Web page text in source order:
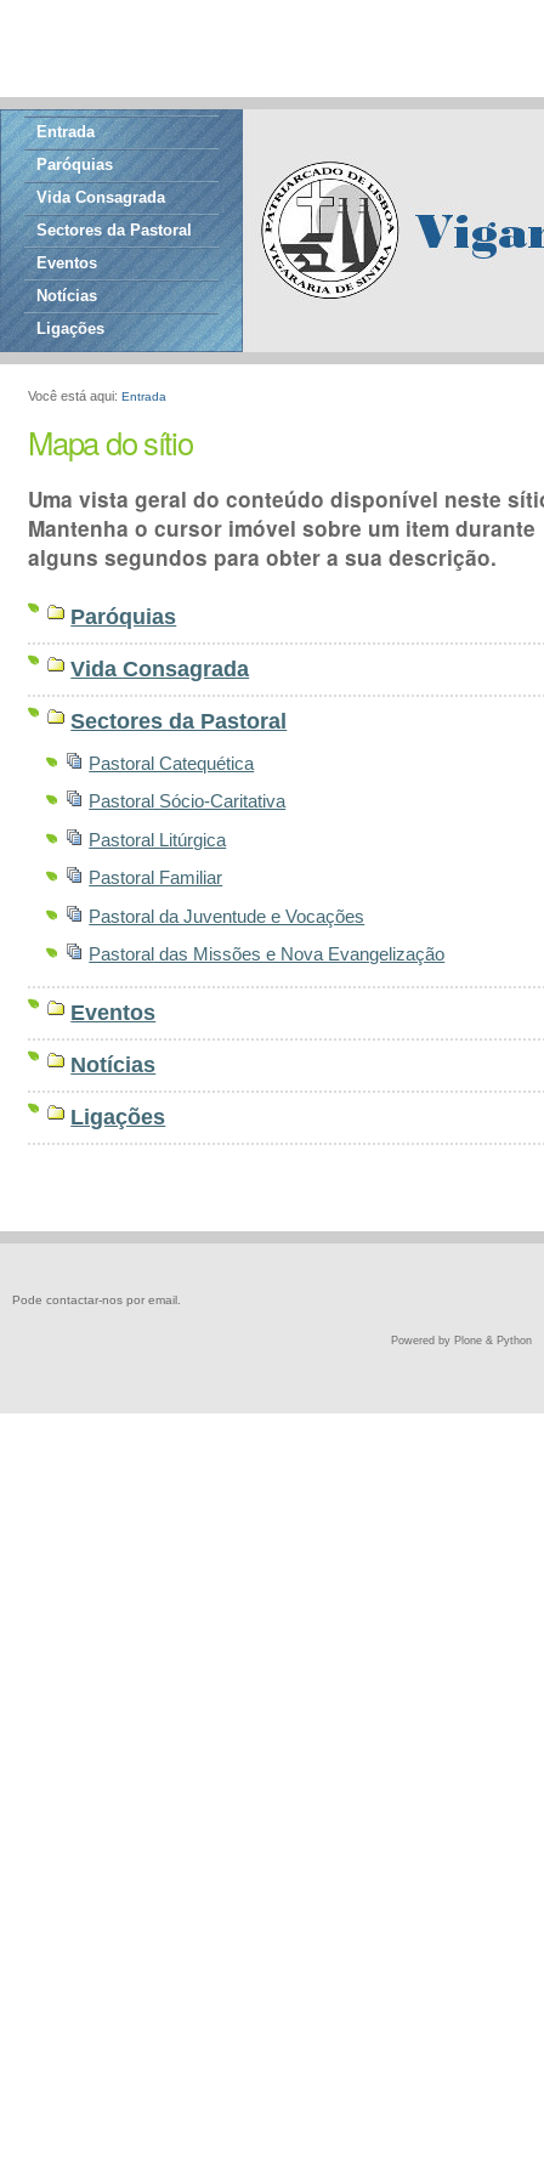
Entrada
Paróquias
Vida Consagrada
Sectores da Pastoral
Eventos
Notícias
Ligações
Você está aqui: Entrada
Mapa do sítio
Uma vista geral do conteúdo disponível neste
Mantenha o cursor imóvel sobre um item durante
alguns segundos para obter a sua descrição.
Paróquias
Vida Consagrada
Sectores da Pastoral
Pastoral Catequética
Pastoral Sócio-Caritativa
Pastoral Litúrgica
Pastoral Familiar
Pastoral da Juventude e Vocações
Pastoral das Missões e Nova Evangelização
Eventos
Notícias
Ligações
Pode contactar-nos poremail
Powered by Plone & Python